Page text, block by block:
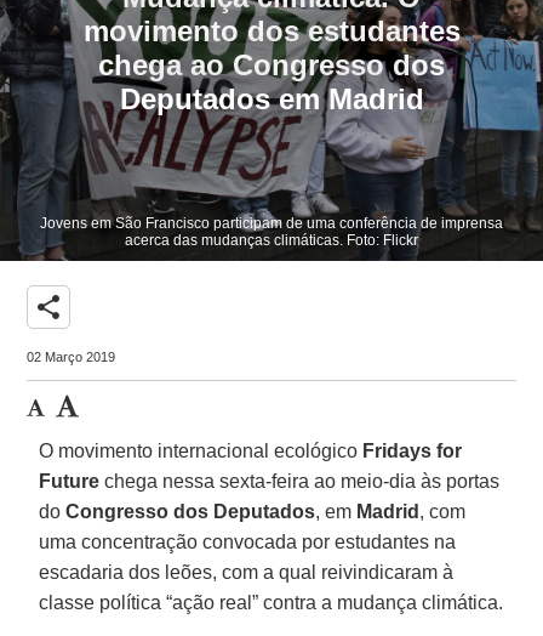
movimento dos estudantes
chega ao Congresso dos
Deputados em Madrid
Jovens em São Francisco participam de uma conferência de imprensa
acerca das mudanças climáticas. Foto: Flickr
share
02 Março 2019
O movimento internacional ecológico Fridays for
Future chega nessa sexta-feira ao meio-dia às portas
doCongresso dos Deputados, em Madrid , com
uma concentração convocada por estudantes na
escadaria dos leões, com a qual reivindicaram à
classe política “ação real” contra a mudança climática.